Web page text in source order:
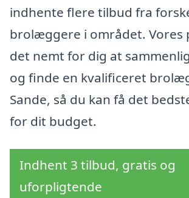
indhente flere tilbud fra
brolæggere i området. Vores
det nemt for dig at
og finde en kvalificeret
Sande, så du kan få det
for dit budget.
Indhent 3 tilbud, gratis og
uforpligtende